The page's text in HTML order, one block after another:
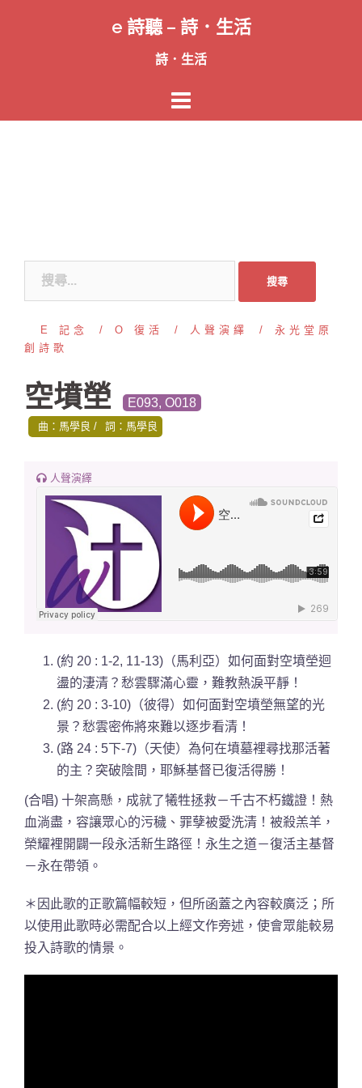
容
e 詩聽 – 詩．生活
詩．生活
E 記念 O 復活 人聲演繹
永光堂原
創詩歌
空墳塋 E093, O018
曲：馬學良 詞：馬學良
人聲演繹
(約 20 : 1-2, 11-13)（馬利亞）如何面對空墳塋迴
盪的淒清 ？愁雲驟滿心靈，難教熱淚平靜！
(約 20 : 3-10)（彼得）如何面對空墳塋無望的光
景？愁雲密佈將來難以逐步看清！
(路 24 : 5下-7)（天使）為何在墳墓裡尋找那活著
的主？突破陰間，耶穌基督已復活得勝！
(合唱) 十架高懸，成就了犧牲拯救－千古不朽鐵證！熱
血淌盡，容讓眾心的污穢、罪孽被愛洗清！被殺羔羊，
榮耀裡開闢一段永活新生路徑！永生之道－復活主基督
－永在帶領。
＊因此歌的正歌篇幅較短，但所函蓋之內容較廣泛；所
以使用此歌時必需配合以上經文作旁述，使會眾能較易
投入詩歌的情景。